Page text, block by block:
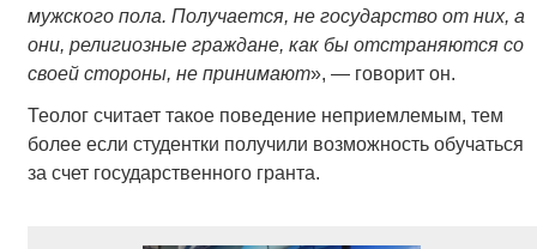
мужского пола. Получается, не государство от них, а
они, религиозные граждане, как бы отстраняются со
своей стороны, не принимают», — говорит он.
Теолог считает такое поведение неприемлемым, тем
более если студентки получили возможность обучаться
за счет государственного гранта.